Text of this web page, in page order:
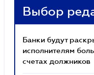
Выбор
Банки будут
исполнителям
счетах должников